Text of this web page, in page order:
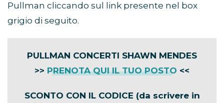
Pullman cliccando sul link presente nel box
grigio di seguito.
PULLMAN CONCERTI SHAWN MENDES
>> PRENOTA QUI IL TUO POSTO <<
SCONTO CON IL CODICE (da scrivere in